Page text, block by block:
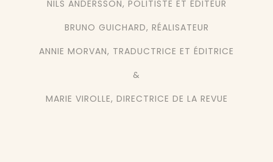
NILS ANDERSSON, POLITISTE ET ÉDITEUR
BRUNO GUICHARD, RÉALISATEUR
ANNIE MORVAN, TRADUCTRICE ET ÉDITRICE
&
MARIE VIROLLE, DIRECTRICE DE LA REVUE